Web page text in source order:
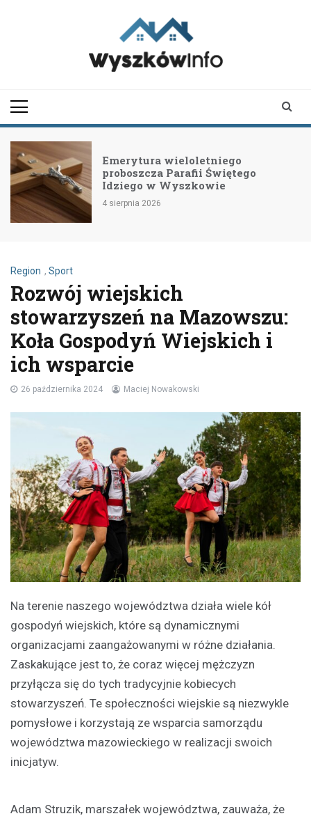
Emerytura wieloletniego
proboszcza Parafii Świętego
Idziego w Wyszkowie
4 sierpnia 2026
Region , Sport
Rozwój wiejskich
stowarzyszeń na Mazowszu:
Koła Gospodyń Wiejskich i
ich wsparcie
26 października 2024 Maciej Nowakowski
Na terenie naszego województwa działa wiele kół
gospodyń wiejskich, które są dynamicznymi
organizacjami zaangażowanymi w różne działania.
Zaskakujące jest to, że coraz więcej mężczyzn
przyłącza się do tych tradycyjnie kobiecych
stowarzyszeń. Te społeczności wiejskie są niezwykle
pomysłowe i korzystają ze wsparcia samorządu
województwa mazowieckiego w realizacji swoich
inicjatyw.
Adam Struzik, marszałek województwa, zauważa, że